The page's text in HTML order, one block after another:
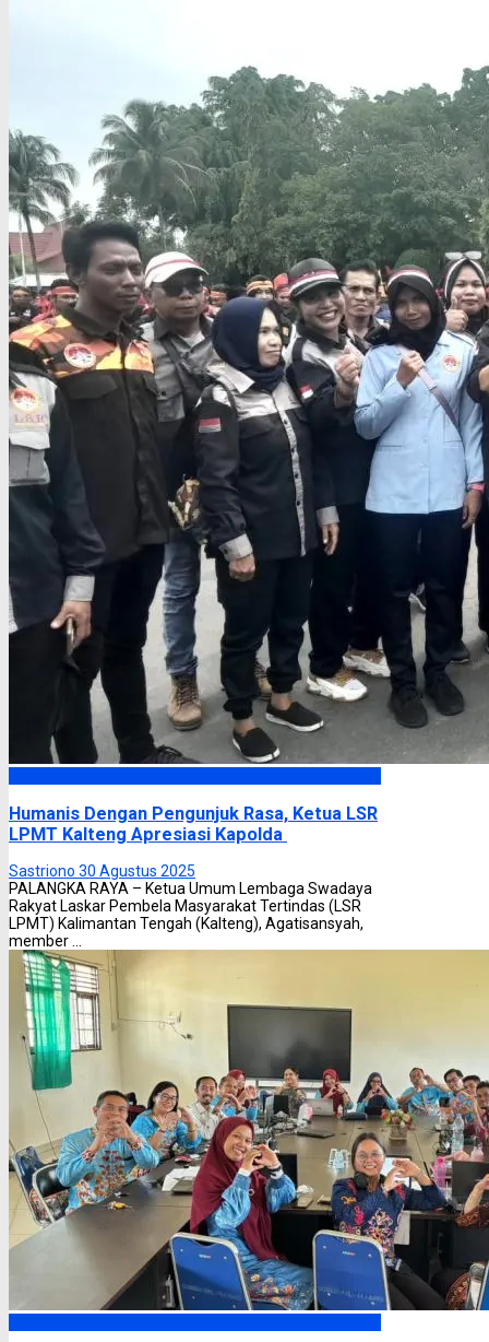
Humanis Dengan Pengunjuk Rasa, Ketua LSR
LPMT Kalteng Apresiasi Kapolda
Sastriono 30 Agustus 2025
PALANGKA RAYA – Ketua Umum Lembaga Swadaya
Rakyat Laskar Pembela Masyarakat Tertindas (LSR
LPMT) Kalimantan Tengah (Kalteng), Agatisansyah,
member ...